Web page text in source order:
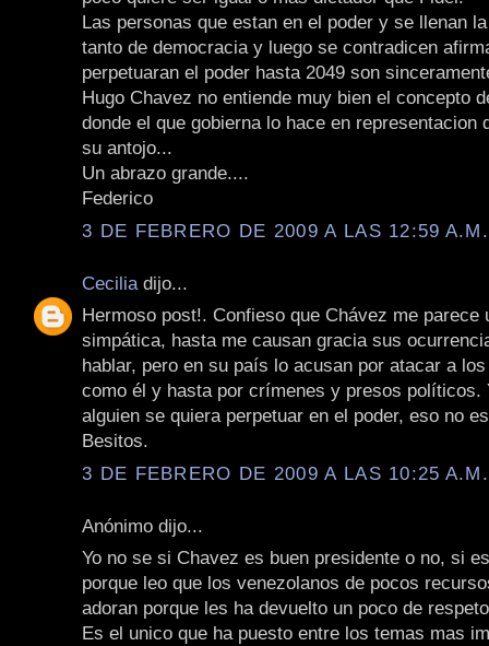
Las personas que estan en el poder y se llenan
tanto de democracia y luego se contradicen
perpetuaran el poder hasta 2049 son
Hugo Chavez no entiende muy bien el concepto
donde el que gobierna lo hace en representacion
su antojo...
Un abrazo grande....
Federico
3 DE FEBRERO DE 2009 A LAS 12:59 A.M.
Cecilia dijo...
Hermoso post!. Confieso que Chávez me parece
simpática, hasta me causan gracia sus
hablar, pero en su país lo acusan por atacar a
como él y hasta por crímenes y presos políticos.
alguien se quiera perpetuar en el poder, eso no
Besitos.
3 DE FEBRERO DE 2009 A LAS 10:25 A.M.
Anónimo dijo...
Yo no se si Chavez es buen presidente o no, si
porque leo que los venezolanos de pocos
adoran porque les ha devuelto un poco de
Es el unico que ha puesto entre los temas mas